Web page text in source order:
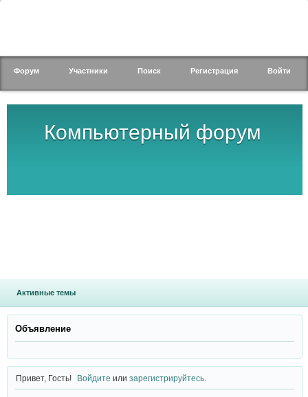
Компьютерный форум
Форум Участники Поиск Регистрация Войти
Активные темы
Объявление
Привет, Гость! Войдите илизарегистрируйтесь